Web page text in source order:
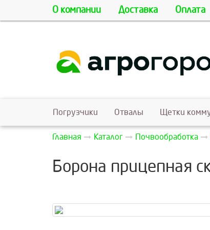
О компании Доставка Оплата
Погрузчики Отвалы Щетки
Главная Каталог Почвообработка
Борона прицепная